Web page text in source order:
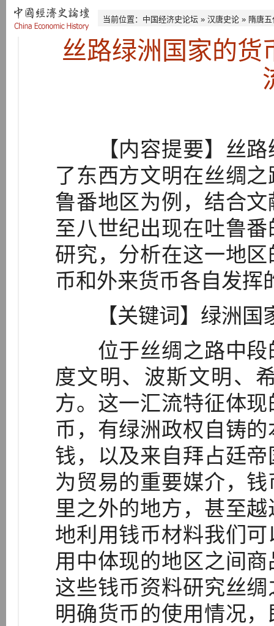
当前位置： 中国经济史论坛 » 汉唐史论 » 隋唐五
丝路绿洲国家的货
【内容提要】丝路
了东西方文明在丝绸
鲁番地区为例，结合
至八世纪出现在吐鲁
研究，分析在这一地
币和外来货币各自发挥
【关键词】绿洲国
位于丝绸之路中段
度文明、波斯文明、
方。这一汇流特征体
币，有绿洲政权自铸
钱，以及来自拜占廷
为贸易的重要媒介，
里之外的地方，甚至
地利用钱币材料我们
用中体现的地区之间
这些钱币资料研究丝
明确货币的使用情况